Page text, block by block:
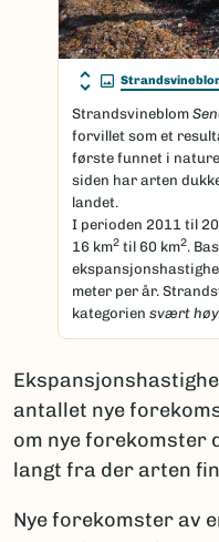
Strandsvineblom
forvillet som et
første funnet i
siden har arten
landet.
I perioden 2011 til
16 km2 til 60 km2.
meter per år.
kategorien svært
antallet nye
om nye forekomster
langt fra der arten
Nye forekomster av